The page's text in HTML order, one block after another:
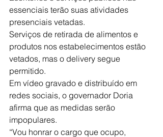
essenciais terão suas atividades
presenciais vetadas.
Serviços de retirada de alimentos e
produtos nos estabelecimentos estão
vetados, mas o delivery segue
permitido.
Em vídeo gravado e distribuído em
redes sociais, o governador Doria
afirma que as medidas serão
impopulares.
“Vou honrar o cargo que ocupo,